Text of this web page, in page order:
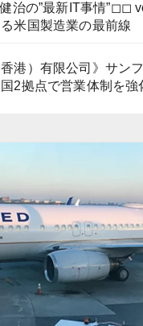
治の”最新IT事情”◻︎◻︎
米国製造業の最前線
香港）有限公司》サン
2拠点で営業体制を強